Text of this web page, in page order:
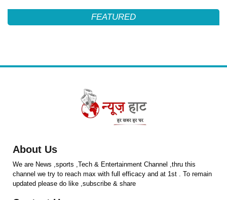
FEATURED
About Us
We are News ,sports ,Tech & Entertainment Channel ,thru this
channel we try to reach max with full efficacy and at 1st . To remain
updated please do like ,subscribe & share